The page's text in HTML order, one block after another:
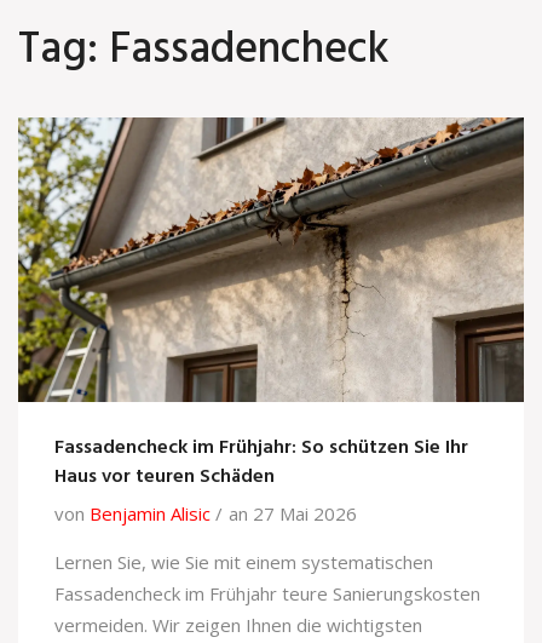
Tag: Fassadencheck
Fassadencheck im Frühjahr: So schützen Sie Ihr
Haus vor teuren Schäden
von Benjamin Alisic
an 27 Mai 2026
Lernen Sie, wie Sie mit einem systematischen
Fassadencheck im Frühjahr teure Sanierungskosten
vermeiden. Wir zeigen Ihnen die wichtigsten